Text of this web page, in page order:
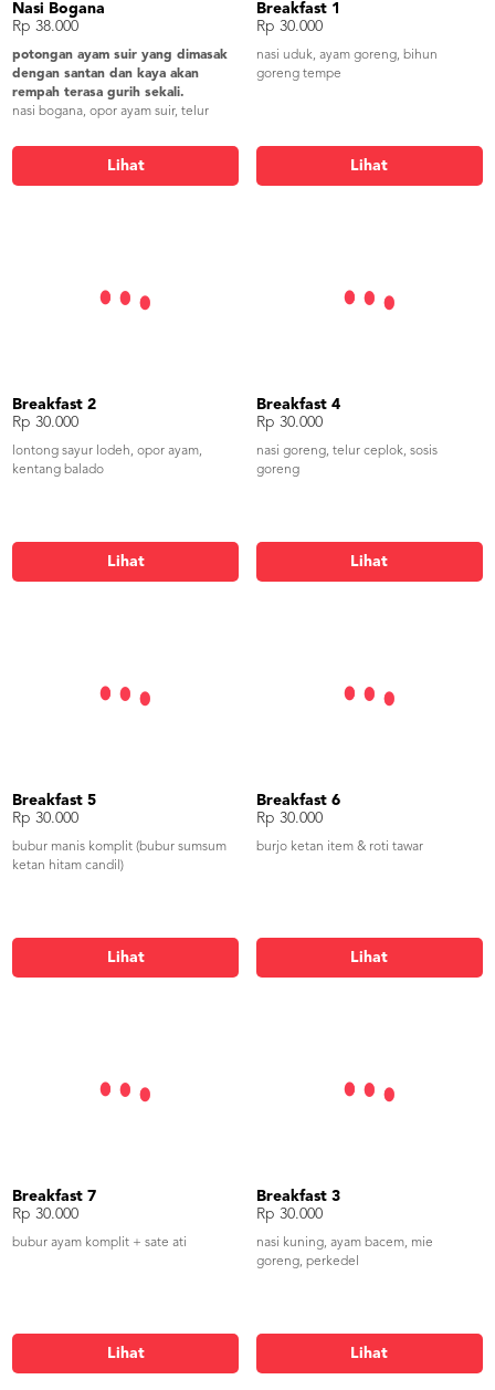
Nasi Bogana
Rp 38.000
potongan ayam suir yang dimasak
dengan santan dan kaya akan
rempah terasa gurih sekali.
nasi bogana, opor ayam suir, telur
kering tempe, sambel, krupuk
Lihat
Breakfast 1
Rp 30.000
nasi uduk, ayam goreng, bihun
goreng tempe
Lihat
Breakfast 2
Rp 30.000
lontong sayur lodeh, opor ayam,
kentang balado
Lihat
Breakfast 4
Rp 30.000
nasi goreng, telur ceplok, sosis
goreng
Lihat
Breakfast 5
Rp 30.000
bubur manis komplit (bubur sumsum
ketan hitam candil)
Lihat
Breakfast 6
Rp 30.000
burjo ketan item & roti tawar
Lihat
Breakfast 7
Rp 30.000
bubur ayam komplit + sate ati
Lihat
Breakfast 3
Rp 30.000
nasi kuning, ayam bacem, mie
goreng, perkedel
Lihat